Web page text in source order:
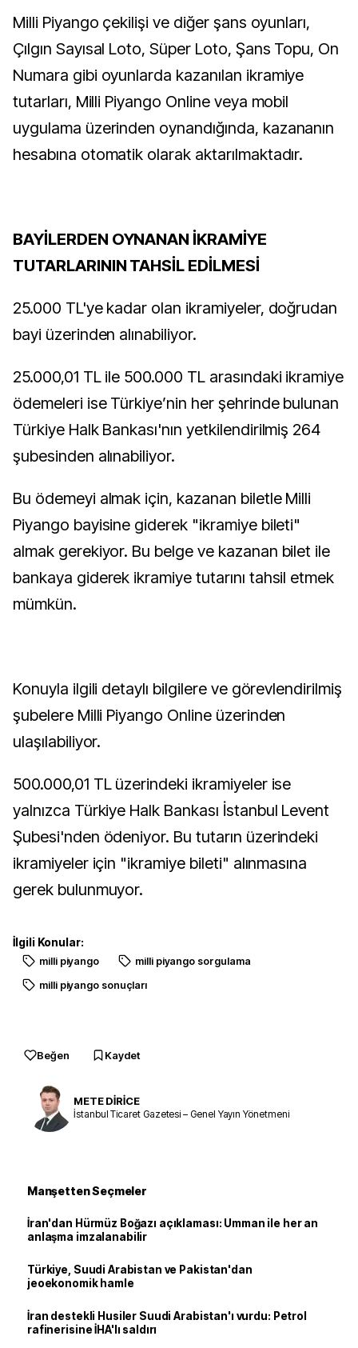
Milli Piyango çekilişi ve diğer şans oyunları,
Çılgın Sayısal Loto, Süper Loto, Şans Topu, On
Numara gibi oyunlarda kazanılan ikramiye
tutarları, Milli Piyango Online veya mobil
uygulama üzerinden oynandığında, kazananın
hesabına otomatik olarak aktarılmaktadır.
BAYİLERDEN OYNANAN İKRAMİYE
TUTARLARININ TAHSİL EDİLMESİ
25.000 TL'ye kadar olan ikramiyeler, doğrudan
bayi üzerinden alınabiliyor.
25.000,01 TL ile 500.000 TL arasındaki ikramiye
ödemeleri ise Türkiye’nin her şehrinde bulunan
Türkiye Halk Bankası'nın yetkilendirilmiş 264
şubesinden alınabiliyor.
Bu ödemeyi almak için, kazanan biletle Milli
Piyango bayisine giderek "ikramiye bileti"
almak gerekiyor. Bu belge ve kazanan bilet ile
bankaya giderek ikramiye tutarını tahsil etmek
mümkün.
Konuyla ilgili detaylı bilgilere ve görevlendirilmiş
şubelere Milli Piyango Online üzerinden
ulaşılabiliyor.
500.000,01 TL üzerindeki ikramiyeler ise
yalnızca Türkiye Halk Bankası İstanbul Levent
Şubesi'nden ödeniyor. Bu tutarın üzerindeki
ikramiyeler için "ikramiye bileti" alınmasına
gerek bulunmuyor.
İlgili Konular:
milli piyango
milli piyango sorgulama
milli piyango sonuçları
Beğen Kaydet
METE DİRİCE
İstanbul Ticaret Gazetesi – Genel Yayın Yönetmeni
Manşetten Seçmeler
İran'dan Hürmüz Boğazı açıklaması: Umman ile her an
anlaşma imzalanabilir
Türkiye, Suudi Arabistan ve Pakistan'dan
jeoekonomik hamle
İran destekli Husiler Suudi Arabistan'ı vurdu: Petrol
rafinerisine İHA'lı saldırı